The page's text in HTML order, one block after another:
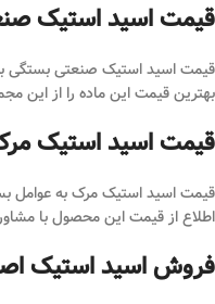
قیمت اسید استیک
قیمت اسید استیک صنعتی بستگی به
بهترین قیمت این ماده را از این
قیمت اسید استیک
قیمت اسید استیک مرک به عوامل
اطلاع از قیمت این محصول با
فروش اسید استیک